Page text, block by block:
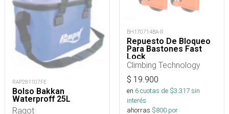
RAP281107FE
Bolso Bakkan
Waterproff 25L
Ragot
BH170714BA-R
Repuesto De Bloqueo
Para Bastones Fast
Lock
Climbing Technology
$ 19.900
en 6cuotas de $3.317sin
interés
ahorras $800 por